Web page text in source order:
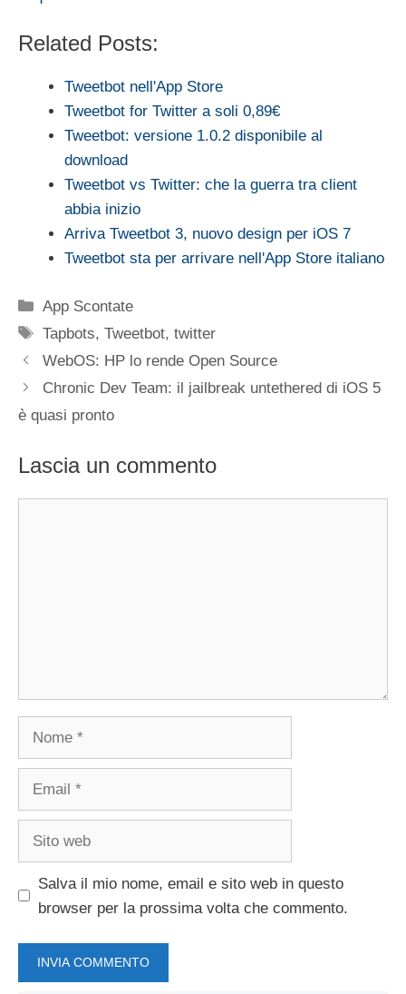
Related Posts:
Tweetbot nell'App Store
Tweetbot for Twitter a soli 0,89€
Tweetbot: versione 1.0.2 disponibile al
download
Tweetbot vs Twitter: che la guerra tra client
abbia inizio
Arriva Tweetbot 3, nuovo design per iOS 7
Tweetbot sta per arrivare nell'App Store italiano
Categorie
App Scontate
Tag
Tapbots,Tweetbot,twitter
WebOS: HP lo rende Open Source
Chronic Dev Team: il jailbreak untethered di iOS 5
è quasi pronto
Lascia un commento
Salva il mio nome, email e sito web in questo
browser per la prossima volta che commento.